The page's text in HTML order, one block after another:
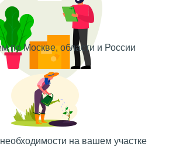
по Москве, области и России
на вашем участке